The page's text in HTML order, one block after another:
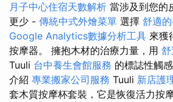
月子中心住宿天數解析 當涉及到您的
更少 - 傳統中式外燴菜單 選擇 舒適
Google Analytics數據分析工具 來獲
按摩器。 擁抱木材的治療力量，用
Tuuli 台中養生會館服務 的標誌性觸
介紹 專業搬家公司服務 Tuuli 新店護
套木質按摩杯套裝，它是恢復活力按